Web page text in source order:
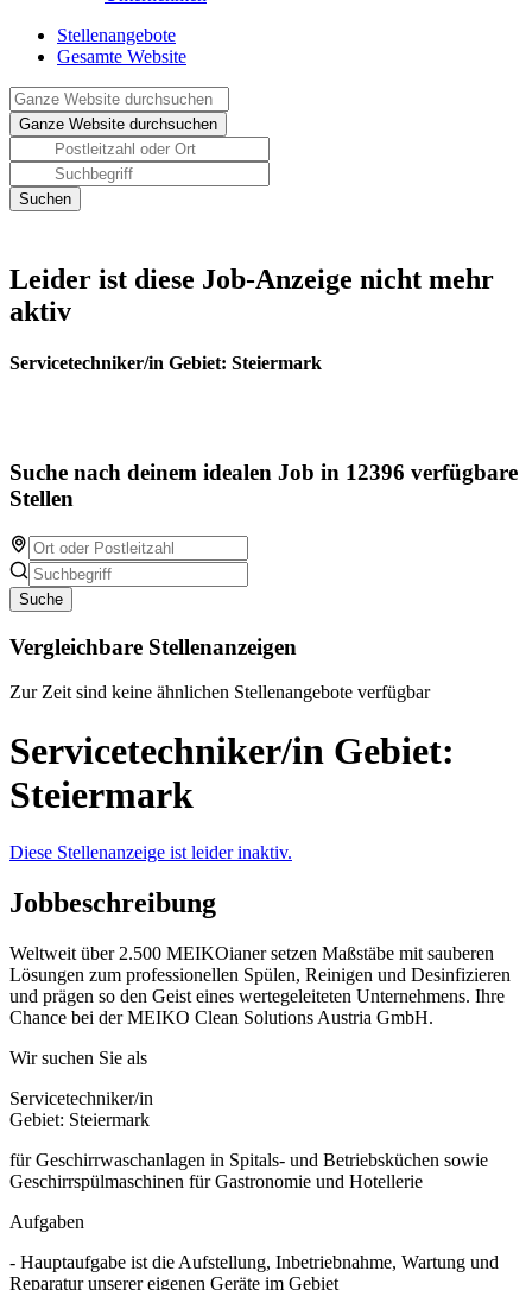
Stellenangebote
Gesamte Website
Leider ist diese Job-Anzeige nicht mehr
aktiv
Servicetechniker/in Gebiet: Steiermark
Suche nach deinem idealen Job in 12396 verfügbare
Stellen
Suche
Vergleichbare Stellenanzeigen
Zur Zeit sind keine ähnlichen Stellenangebote verfügbar
Servicetechniker/in Gebiet:
Steiermark
Diese Stellenanzeige ist leider inaktiv.
Jobbeschreibung
Weltweit über 2.500 MEIKOianer setzen Maßstäbe mit sauberen
Lösungen zum professionellen Spülen, Reinigen und Desinfizieren
und prägen so den Geist eines wertegeleiteten Unternehmens. Ihre
Chance bei der MEIKO Clean Solutions Austria GmbH.
Wir suchen Sie als
Servicetechniker/in
Gebiet: Steiermark
für Geschirrwaschanlagen in Spitals- und Betriebsküchen sowie
Geschirrspülmaschinen für Gastronomie und Hotellerie
Aufgaben
- Hauptaufgabe ist die Aufstellung, Inbetriebnahme, Wartung und
Reparatur unserer eigenen Geräte im Gebiet